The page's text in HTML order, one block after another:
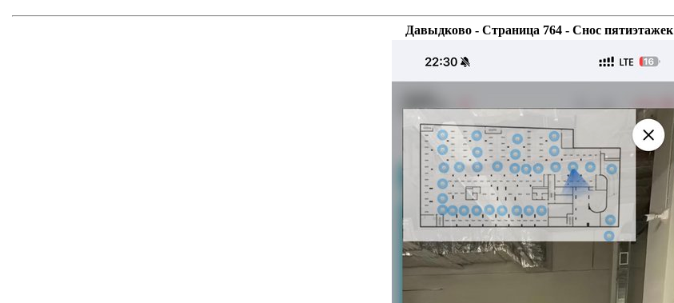
Давыдково - Страница 764 - Снос пятиэтажек